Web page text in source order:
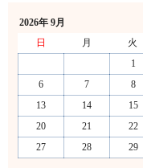
2026年 9月
日
月 火
1
6
7 8
13
14 15
20
21 22
27
28 29